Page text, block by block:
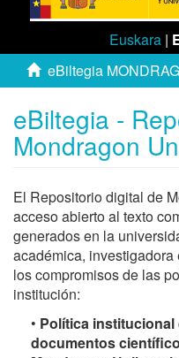
Euskara |
eBiltegia
eBiltegia -
Mondragon
El Repositorio digital de
acceso abierto al texto
generados en la
académica,
los compromisos de las
institución:
• Política
documentos